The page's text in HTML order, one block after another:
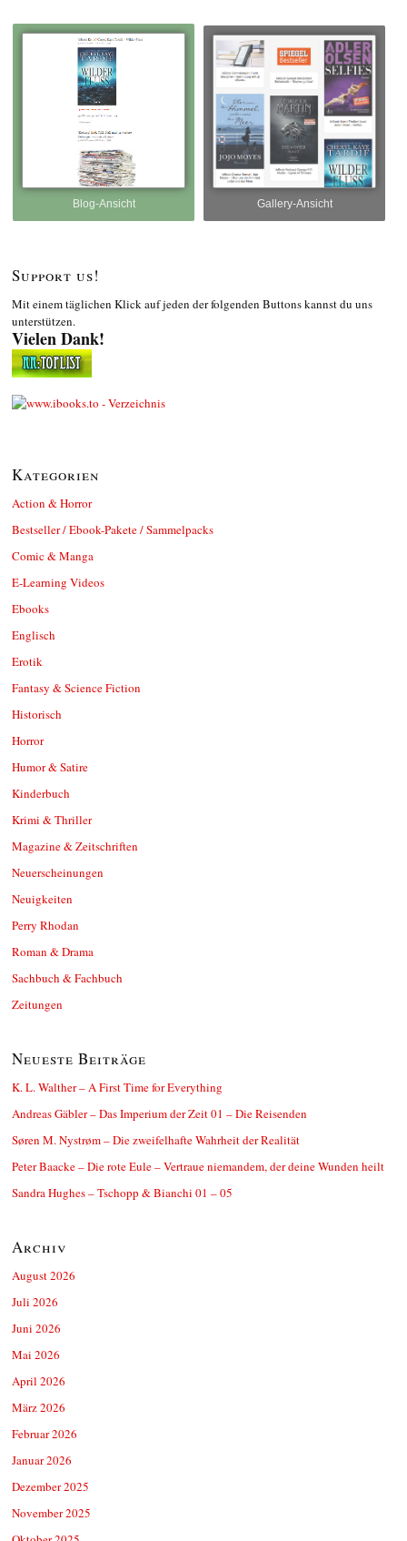
Blog-Ansicht Gallery-Ansicht
Support us!
Mit einem täglichen Klick auf jeden der folgenden Buttons kannst du uns
unterstützen.
Vielen Dank!
Kategorien
Action & Horror
Bestseller / Ebook-Pakete / Sammelpacks
Comic & Manga
E-Learning Videos
Ebooks
Englisch
Erotik
Fantasy & Science Fiction
Historisch
Horror
Humor & Satire
Kinderbuch
Krimi & Thriller
Magazine & Zeitschriften
Neuerscheinungen
Neuigkeiten
Perry Rhodan
Roman & Drama
Sachbuch & Fachbuch
Zeitungen
Neueste Beiträge
K. L. Walther – A First Time for Everything
Andreas Gäbler – Das Imperium der Zeit 01 – Die Reisenden
Søren M. Nystrøm – Die zweifelhafte Wahrheit der Realität
Peter Baacke – Die rote Eule – Vertraue niemandem, der deine Wunden heilt
Sandra Hughes – Tschopp & Bianchi 01 – 05
Archiv
August 2026
Juli 2026
Juni 2026
Mai 2026
April 2026
März 2026
Februar 2026
Januar 2026
Dezember 2025
November 2025